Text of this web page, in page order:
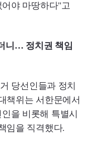
야 마땅하다"고
니… 정치권 책임
당선인들과 정치
책위는 서한문에서
을 비롯해 특별시
임을 직격했다.